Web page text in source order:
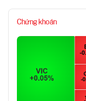
Chứng khoán